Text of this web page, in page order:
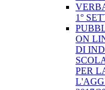
1°
ON
DI
PER